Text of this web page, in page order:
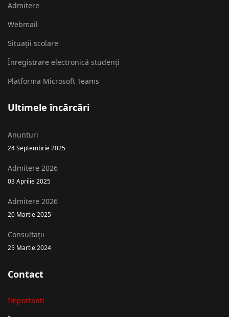
Admitere
Webmail
Situații scolare
Înregistrare electronică studenți
Platforma Microsoft Teams
Ultimele încărcări
Anunturi
24 Septembrie 2025
Admitere 2026
03 Aprilie 2025
Admitere 2026
20 Martie 2025
Consultații
25 Martie 2024
Contact
Important!